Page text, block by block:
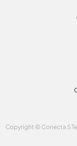
Copyright © Conecta 5